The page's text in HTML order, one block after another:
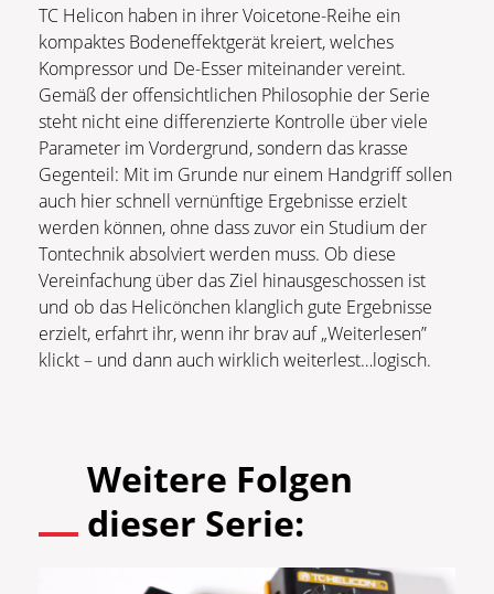
TC Helicon haben in ihrer Voicetone-Reihe ein
kompaktes Bodeneffektgerät kreiert, welches
Kompressor und De-Esser miteinander vereint.
Gemäß der offensichtlichen Philosophie der Serie
steht nicht eine differenzierte Kontrolle über viele
Parameter im Vordergrund, sondern das krasse
Gegenteil: Mit im Grunde nur einem Handgriff sollen
auch hier schnell vernünftige Ergebnisse erzielt
werden können, ohne dass zuvor ein Studium der
Tontechnik absolviert werden muss. Ob diese
Vereinfachung über das Ziel hinausgeschossen ist
und ob das Helicönchen klanglich gute Ergebnisse
erzielt, erfahrt ihr, wenn ihr brav auf „Weiterlesen”
klickt – und dann auch wirklich weiterlest…logisch.
Weitere Folgen
dieser Serie: